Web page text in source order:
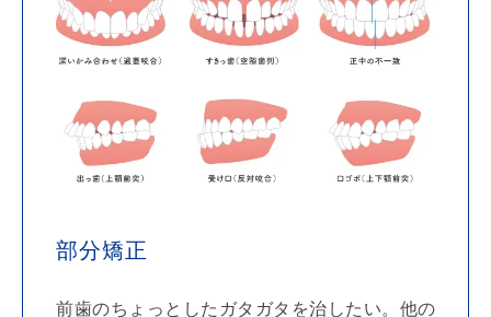
部分矯正
前歯のちょっとしたガタガタを治したい。他の